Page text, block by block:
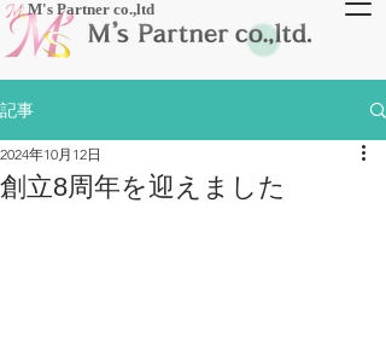
​M's Partner co.,ltd
記事
創立8周年を迎えました
2024年10月12日